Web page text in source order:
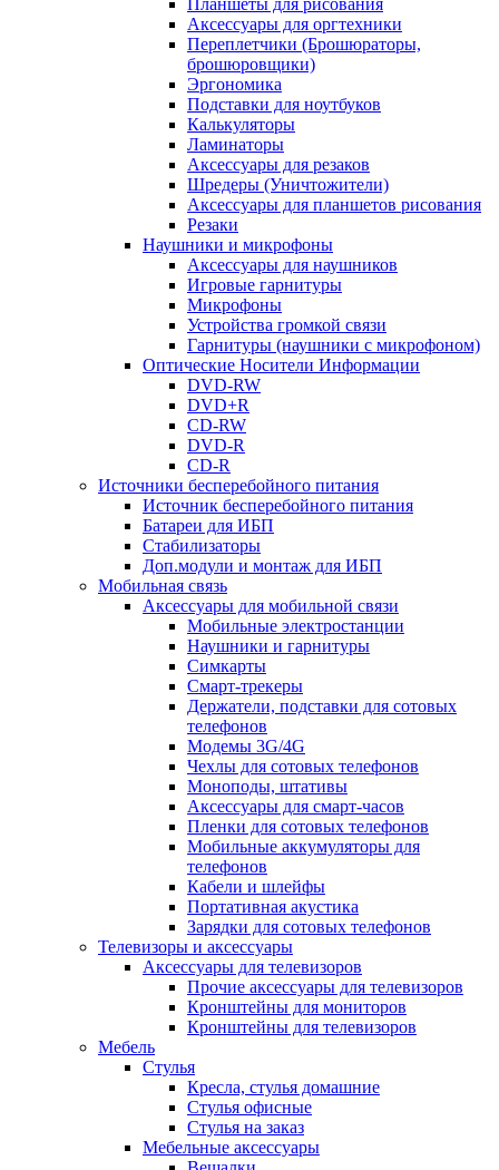
Планшеты для рисования
Аксессуары для оргтехники
Переплетчики (Брошюраторы,
брошюровщики)
Эргономика
Подставки для ноутбуков
Калькуляторы
Ламинаторы
Аксессуары для резаков
Шредеры (Уничтожители)
Аксессуары для планшетов рисования
Резаки
Наушники и микрофоны
Аксессуары для наушников
Игровые гарнитуры
Микрофоны
Устройства громкой связи
Гарнитуры (наушники с микрофоном)
Оптические Носители Информации
DVD-RW
DVD+R
CD-RW
DVD-R
CD-R
Источники бесперебойного питания
Источник бесперебойного питания
Батареи для ИБП
Стабилизаторы
Доп.модули и монтаж для ИБП
Мобильная связь
Аксессуары для мобильной связи
Мобильные электростанции
Наушники и гарнитуры
Симкарты
Смарт-трекеры
Держатели, подставки для сотовых
телефонов
Модемы 3G/4G
Чехлы для сотовых телефонов
Моноподы, штативы
Аксессуары для смарт-часов
Пленки для сотовых телефонов
Мобильные аккумуляторы для
телефонов
Кабели и шлейфы
Портативная акустика
Зарядки для сотовых телефонов
Телевизоры и аксессуары
Аксессуары для телевизоров
Прочие аксессуары для телевизоров
Кронштейны для мониторов
Кронштейны для телевизоров
Мебель
Стулья
Кресла, стулья домашние
Стулья офисные
Стулья на заказ
Мебельные аксессуары